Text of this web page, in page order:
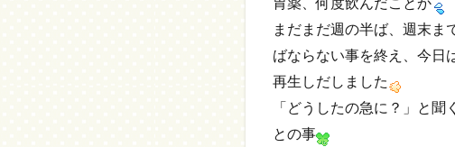
まだまだ週の半ば、週末ま
ばならない事を終え、今日
再生しだしました
「どうしたの急に？」と
との事